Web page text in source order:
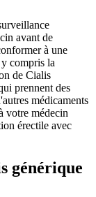
avant de
à une
compris la
de Cialis
prennent des
médicaments
votre médecin
érectile avec
générique